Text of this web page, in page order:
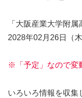
「大阪産業大学附
2028年02月26日（
※「予定」なので変
いろいろ情報を収集